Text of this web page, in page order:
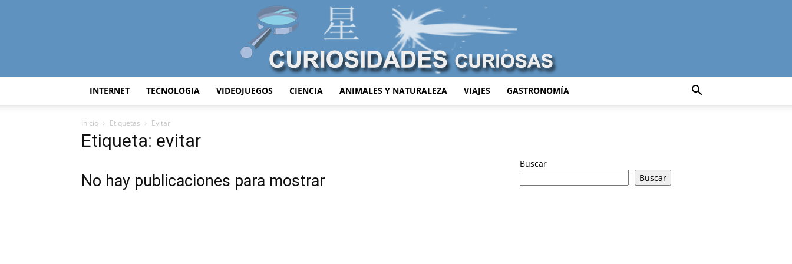
INTERNET TECNOLOGIA VIDEOJUEGOS CIENCIA ANIMALES Y NATURALEZA VIAJES GASTRONOMÍA
Inicio Etiquetas Evitar
Etiqueta: evitar
No hay publicaciones para mostrar
Buscar
Buscar